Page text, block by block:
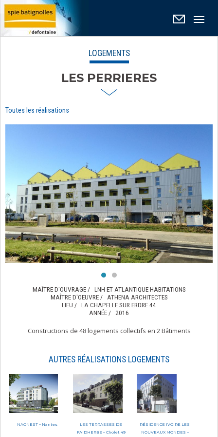
LOGEMENTS
LES PERRIERES
Toutes les réalisations
MAÎTRE D'OUVRAGE / LNH ET ATLANTIQUE HABITATIONS
MAÎTRE D'OEUVRE / ATHENA ARCHITECTES
LIEU / LA CHAPELLE SUR ERDRE 44
ANNÉE / 2016
Constructions de 48 logements collectifs en 2 Bâtiments
AUTRES RÉALISATIONS LOGEMENTS
NAONEST – Nantes
LES TERRASSES DE
FAIDHERBE – Cholet 49
RÉSIDENCE IVOIRE LES
NOUVEAUX MONDES –
Panneau de gestion des cookies